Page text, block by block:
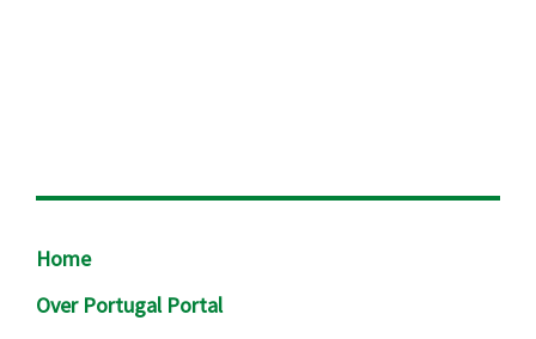
Footer
Home
Over Portugal Portal